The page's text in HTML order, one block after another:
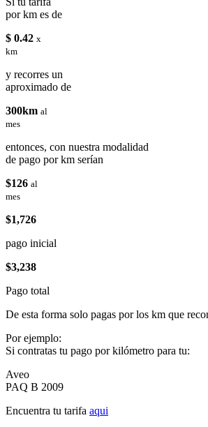
por km es de
$ 0.42 x
km
y recorres un
aproximado de
300km al
mes
entonces, con nuestra modalidad
de pago por km serían
$126 al
mes
$1,726
pago inicial
$3,238
Pago total
De esta forma solo pagas por los km que
Por ejemplo:
Si contratas tu pago por kilómetro para tu:
Aveo
PAQ B 2009
Encuentra tu tarifa aqui